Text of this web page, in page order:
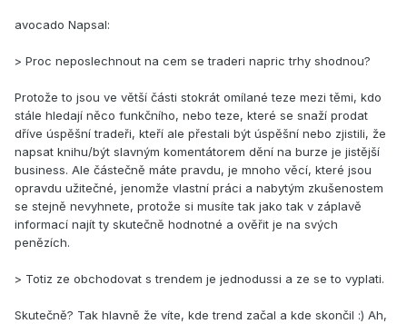
avocado Napsal:
> Proc neposlechnout na cem se traderi napric trhy shodnou?
Protože to jsou ve větší části stokrát omílané teze mezi těmi, kdo
stále hledají něco funkčního, nebo teze, které se snaží prodat
dříve úspěšní tradeři, kteří ale přestali být úspěšní nebo zjistili, že
napsat knihu/být slavným komentátorem dění na burze je jistější
business. Ale částečně máte pravdu, je mnoho věcí, které jsou
opravdu užitečné, jenomže vlastní práci a nabytým zkušenostem
se stejně nevyhnete, protože si musíte tak jako tak v záplavě
informací najít ty skutečně hodnotné a ověřit je na svých
penězích.
> Totiz ze obchodovat s trendem je jednodussi a ze se to vyplati.
Skutečně? Tak hlavně že víte, kde trend začal a kde skončil :) Ah,